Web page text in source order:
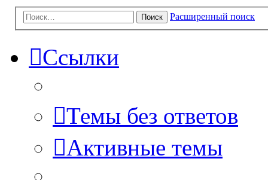
Поиск Расширенный поиск
Ссылки
Темы без ответов
Активные темы